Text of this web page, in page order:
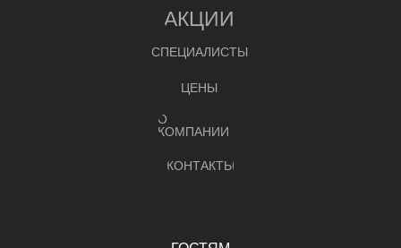
АКЦИИ
СПЕЦИАЛИСТЫ
ЦЕНЫ
О
КОМПАНИИ
КОНТАКТЫ